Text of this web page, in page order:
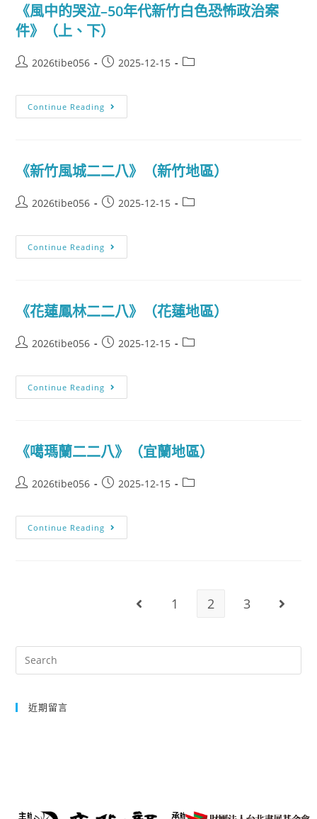
《風中的哭泣–50年代新竹白色恐怖政治案
件》（上、下）
2026tibe056 2025-12-15
Continue Reading
《新竹風城二二八》（新竹地區）
2026tibe056 2025-12-15
Continue Reading
《花蓮鳳林二二八》（花蓮地區）
2026tibe056 2025-12-15
Continue Reading
《噶瑪蘭二二八》（宜蘭地區）
2026tibe056 2025-12-15
Continue Reading
1 2 3
近期留言
主辦 承辦